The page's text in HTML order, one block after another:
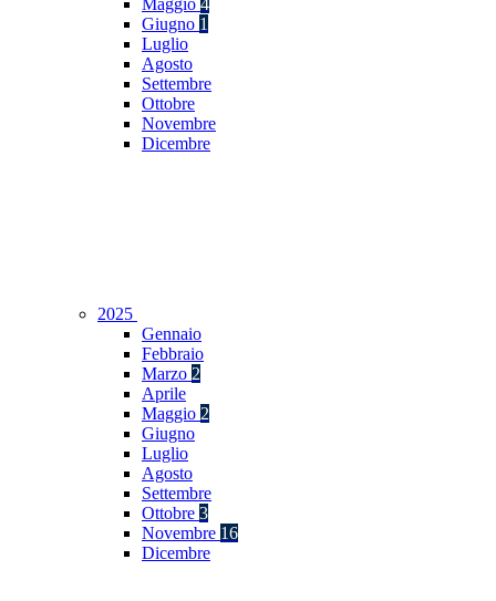
Maggio 4
Giugno 1
Luglio
Agosto
Settembre
Ottobre
Novembre
Dicembre
2025
Gennaio
Febbraio
Marzo 2
Aprile
Maggio 2
Giugno
Luglio
Agosto
Settembre
Ottobre 3
Novembre 16
Dicembre